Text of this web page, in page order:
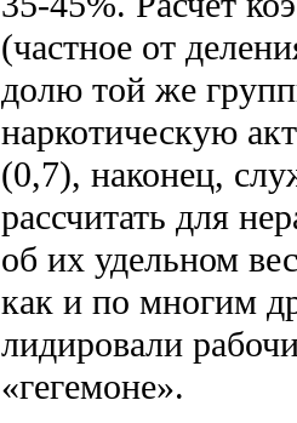
(частное от
долю той же
наркотическую
(0,7), наконец,
рассчитать для
об их удельном
как и по многим
лидировали
«гегемоне».